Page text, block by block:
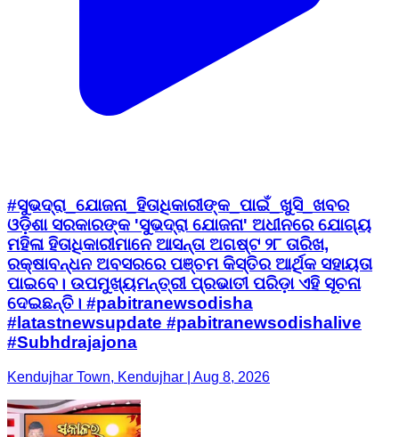
#ସୁଭଦ୍ରା_ଯୋଜନା_ହିତାଧିକାରୀଙ୍କ_ପାଇଁ_ଖୁସି_ଖବର
ଓଡ଼ିଶା ସରକାରଙ୍କ 'ସୁଭଦ୍ରା ଯୋଜନା' ଅଧୀନରେ ଯୋଗ୍ୟ
ମହିଳା ହିତାଧିକାରୀମାନେ ଆସନ୍ତା ଅଗଷ୍ଟ ୨୮ ତାରିଖ,
ରକ୍ଷାବନ୍ଧନ ଅବସରରେ ପଞ୍ଚମ କିସ୍ତିର ଆର୍ଥିକ ସହାୟତା
ପାଇବେ। ଉପମୁଖ୍ୟମନ୍ତ୍ରୀ ପ୍ରଭାତୀ ପରିଡ଼ା ଏହି ସୂଚନା
ଦେଇଛନ୍ତି। #pabitranewsodisha
#latastnewsupdate #pabitranewsodishalive
#Subhdrajajona
Kendujhar Town, Kendujhar | Aug 8, 2026